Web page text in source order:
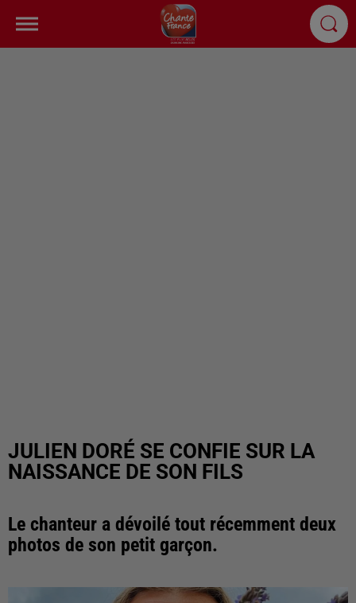
JULIEN DORÉ SE CONFIE SUR LA
NAISSANCE DE SON FILS
Le chanteur a dévoilé tout récemment deux
photos de son petit garçon.